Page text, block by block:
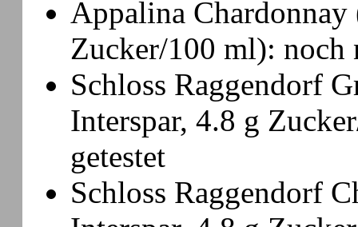
Appalina
Zucker/100 ml): noch
Schloss Raggendorf
Interspar, 4.8 g
getestet
Schloss Raggendorf